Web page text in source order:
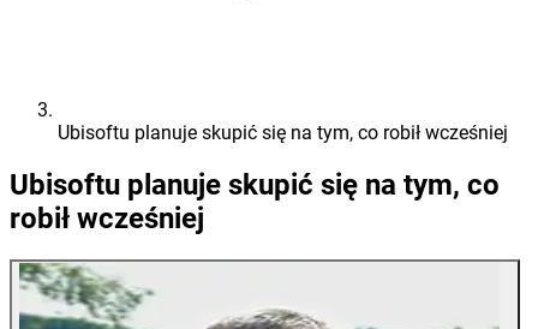
Ubisoftu planuje skupić się na tym, co robił wcześniej
Ubisoftu planuje skupić się na tym, co
robił wcześniej